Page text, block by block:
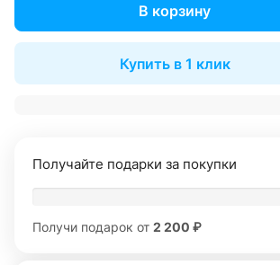
В корзину
Купить в 1 клик
Получайте подарки за покупки
Получи подарок от 2 200 ₽